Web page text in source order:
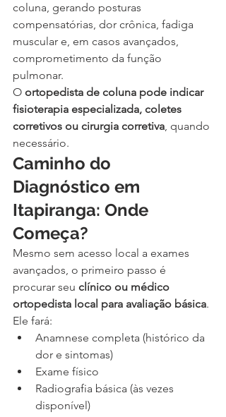
coluna, gerando posturas
compensatórias, dor crônica, fadiga
muscular e, em casos avançados,
comprometimento da função
pulmonar.
O ortopedista de coluna pode indicar
fisioterapia especializada, coletes
corretivos ou cirurgia corretiva, quando
necessário.
Caminho do
Diagnóstico em
Itapiranga: Onde
Começa?
Mesmo sem acesso local a exames
avançados, o primeiro passo é
procurar seu clínico ou médico
ortopedista local para avaliação básica.
Ele fará:
Anamnese completa (histórico da
dor e sintomas)
Exame físico
Radiografia básica (às vezes
disponível)